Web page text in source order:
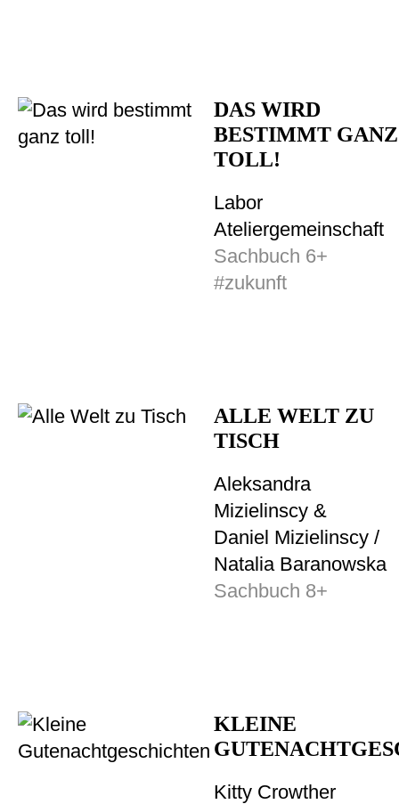
DAS WIRD
BESTIMMT GANZ
TOLL!
Labor
Ateliergemeinschaft
Sachbuch 6+
#zukunft
ALLE WELT ZU
TISCH
Aleksandra
Mizielinscy &
Daniel Mizielinscy /
Natalia Baranowska
Sachbuch 8+
KLEINE
Kitty Crowther